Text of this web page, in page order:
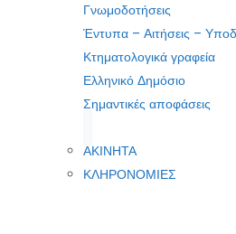
Γνωμοδοτήσεις
Έντυπα – Αιτήσεις –
Κτηματολογικά γραφεία
Ελληνικό Δημόσιο
Σημαντικές αποφάσεις
ΑΚΙΝΗΤΑ
ΚΛΗΡΟΝΟΜΙΕΣ